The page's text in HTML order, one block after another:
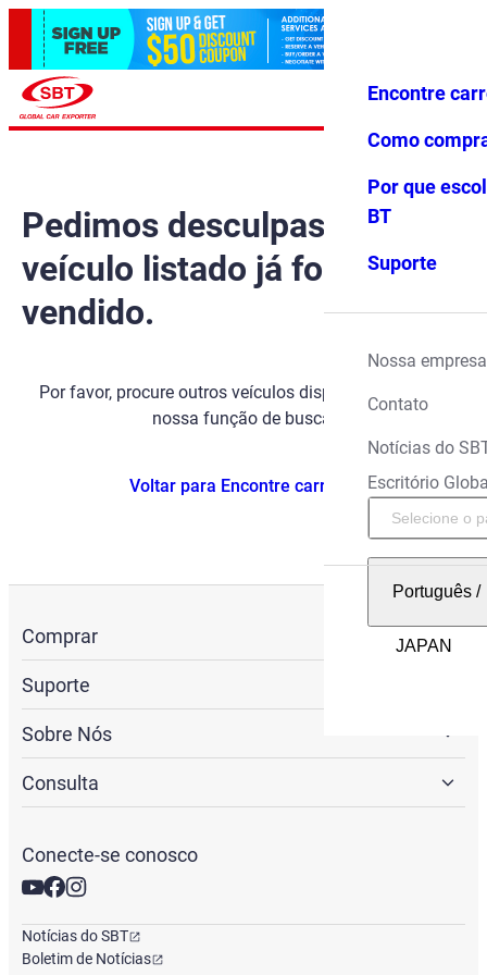
Favoritos Menu
Encontre
Como
Por que
BT
Suporte
Nossa empresa
Contato
Notícias do
Escritório
Português/
Pedimos desculpas, mas o
veículo listado já foi
vendido.
Por favor, procure outros veículos disponíveis usando
nossa função de busca.
Voltar para Encontre carros
Comprar
Suporte
Sobre Nós
Consulta
Conecte-se conosco
Notícias do SBT
Boletim de Notícias